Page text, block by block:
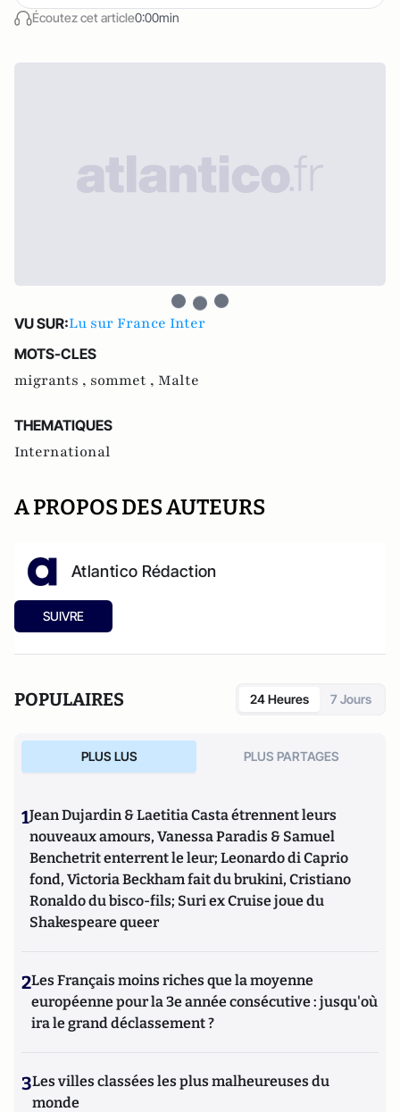
Écoutez cet article0:00min
VU SUR:Lu sur France Inter
MOTS-CLES
migrants , sommet , Malte
THEMATIQUES
International
A PROPOS DES AUTEURS
Atlantico Rédaction
SUIVRE
POPULAIRES 24 Heures 7 Jours
PLUS LUS PLUS PARTAGES
1Jean Dujardin & Laetitia Casta étrennent leurs
nouveaux amours, Vanessa Paradis & Samuel
Benchetrit enterrent le leur; Leonardo di Caprio
fond, Victoria Beckham fait du brukini, Cristiano
Ronaldo du bisco-fils; Suri ex Cruise joue du
Shakespeare queer
2Les Français moins riches que la moyenne
européenne pour la 3e année consécutive : jusqu'où
ira le grand déclassement ?
3Les villes classées les plus malheureuses du
monde